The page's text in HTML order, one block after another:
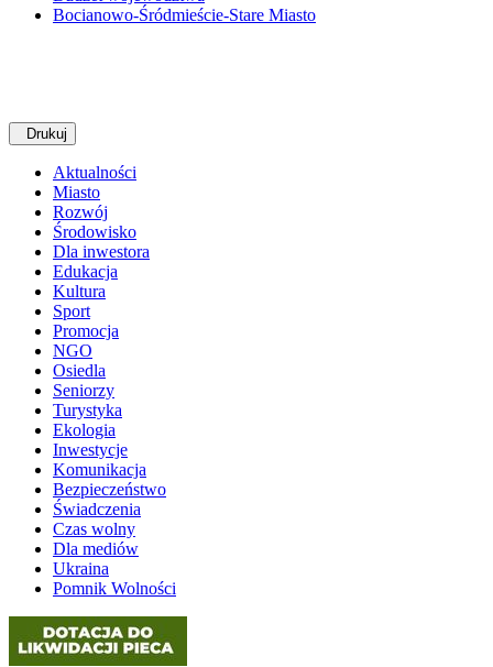
Bocianowo-Śródmieście-Stare Miasto
Drukuj
Aktualności
Miasto
Rozwój
Środowisko
Dla inwestora
Edukacja
Kultura
Sport
Promocja
NGO
Osiedla
Seniorzy
Turystyka
Ekologia
Inwestycje
Komunikacja
Bezpieczeństwo
Świadczenia
Czas wolny
Dla mediów
Ukraina
Pomnik Wolności